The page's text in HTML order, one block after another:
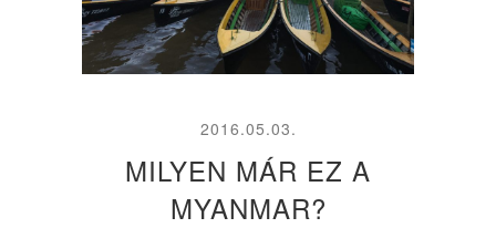
2016.05.03.
MILYEN MÁR EZ A
MYANMAR?